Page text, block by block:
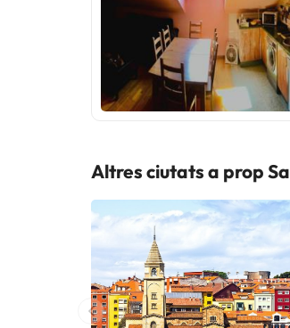
Altres ciutats a prop